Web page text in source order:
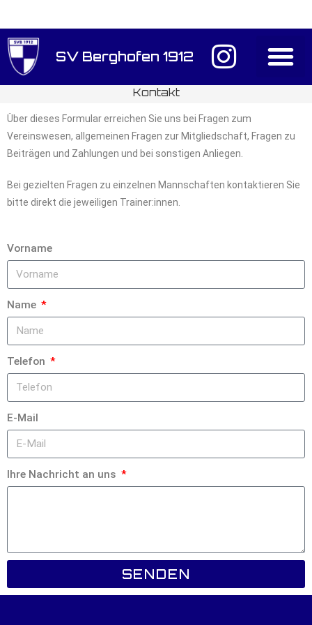
SV Berghofen 1912
Kontakt
Über dieses Formular erreichen Sie uns bei Fragen zum
Vereinswesen, allgemeinen Fragen zur Mitgliedschaft, Fragen zu
Beiträgen und Zahlungen und bei sonstigen Anliegen.
Bei gezielten Fragen zu einzelnen Mannschaften kontaktieren Sie
bitte direkt die jeweiligen Trainer:innen.
Vorname
Name
Telefon
E-Mail
Ihre Nachricht an uns
SENDEN